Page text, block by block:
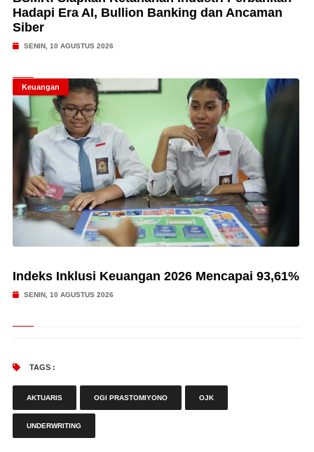
Hadapi Era AI, Bullion Banking dan Ancaman
Siber
SENIN, 10 AGUSTUS 2026
Keuangan
Indeks Inklusi Keuangan 2026 Mencapai 93,61%
SENIN, 10 AGUSTUS 2026
TAGS :
AKTUARIS OGI PRASTOMIYONO OJK
UNDERWRITING